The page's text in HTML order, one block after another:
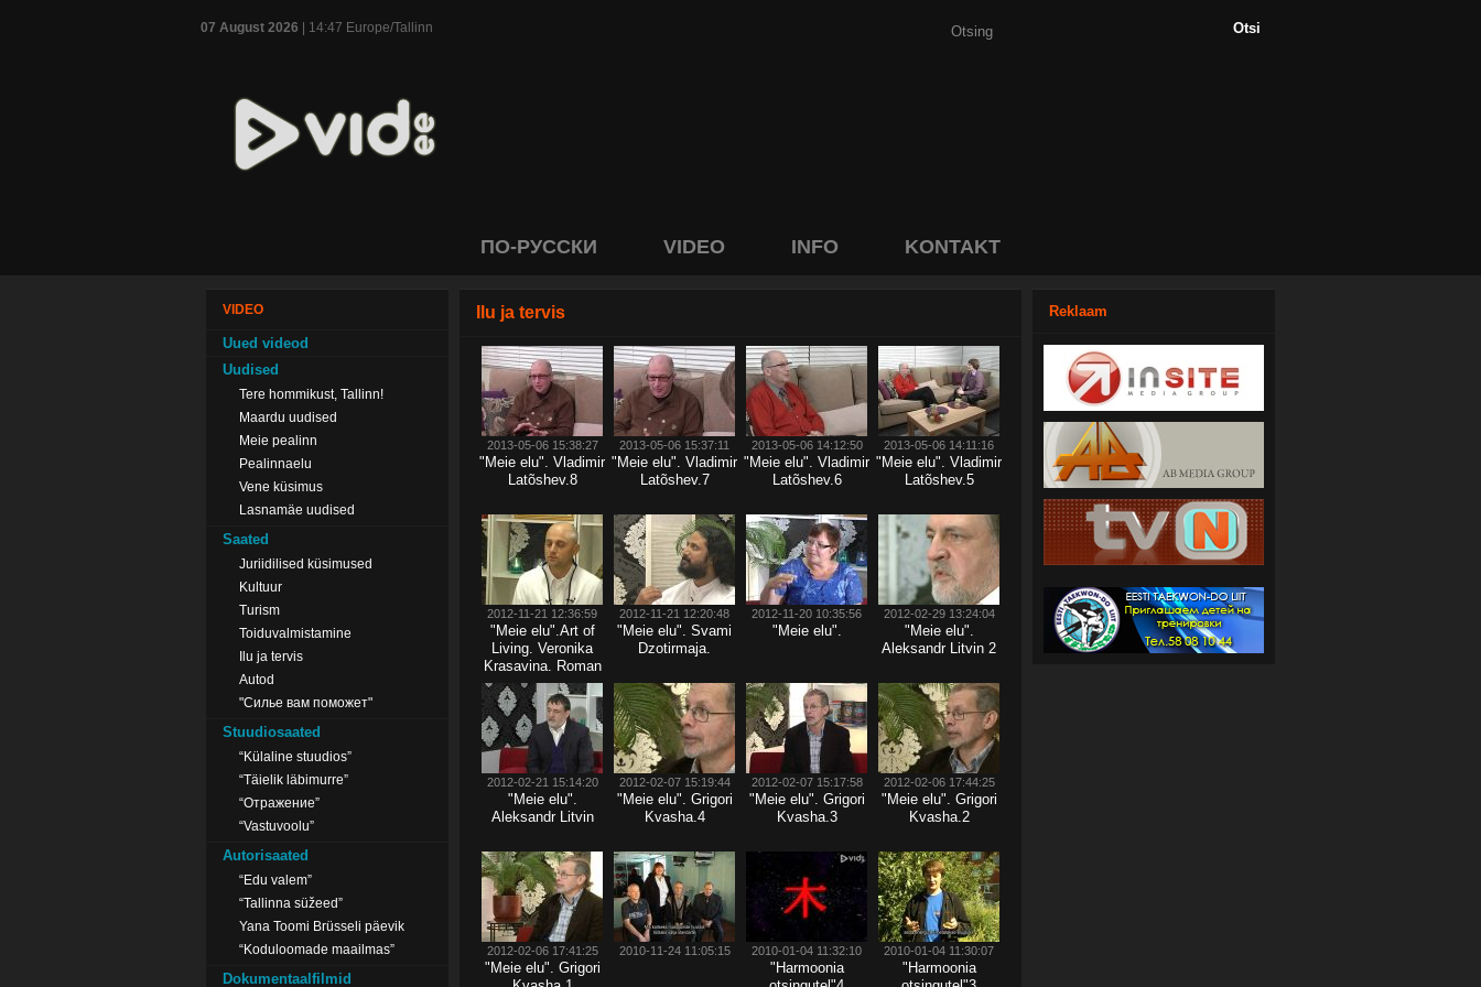
07 August 2026 | 14:47 Europe/Tallinn
ПО-РУССКИ VIDEO INFO KONTAKT
VIDEO
Uued videod
Uudised
Tere hommikust, Tallinn!
Maardu uudised
Meie pealinn
Pealinnaelu
Vene küsimus
Lasnamäe uudised
Saated
Juriidilised küsimused
Kultuur
Turism
Toiduvalmistamine
Ilu ja tervis
Autod
"Силье вам поможет"
Stuudiosaated
“Külaline stuudios”
“Täielik läbimurre”
“Отражение”
“Vastuvoolu”
Autorisaated
“Edu valem”
“Tallinna süžeed”
Yana Toomi Brüsseli päevik
“Koduloomade maailmas”
Dokumentaalfilmid
Ilu ja tervis
2013-05-06 15:38:27
"Meie elu". Vladimir
Latõshev.8
2013-05-06 15:37:11
"Meie elu". Vladimir
Latõshev.7
2013-05-06 14:12:50
"Meie elu". Vladimir
Latõshev.6
2013-05-06 14:11:16
"Meie elu". Vladimir
Latõshev.5
2012-11-21 12:36:59
"Meie elu".Art of
Living. Veronika
Krasavina. Roman
Polikarpov
2012-11-21 12:20:48
"Meie elu". Svami
Dzotirmaja.
2012-11-20 10:35:56
"Meie elu".
2012-02-29 13:24:04
"Meie elu".
Aleksandr Litvin 2
2012-02-21 15:14:20
"Meie elu".
Aleksandr Litvin
2012-02-07 15:19:44
"Meie elu". Grigori
Kvasha.4
2012-02-07 15:17:58
"Meie elu". Grigori
Kvasha.3
2012-02-06 17:44:25
"Meie elu". Grigori
Kvasha.2
2012-02-06 17:41:25
"Meie elu". Grigori
2010-11-24 11:05:15 2010-01-04 11:32:10
"Harmoonia
2010-01-04 11:30:07
"Harmoonia
Reklaam